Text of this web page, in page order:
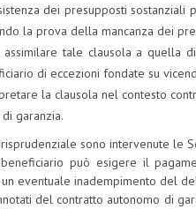
dei presupposti sostanziali
la prova della mancanza dei
tale clausola a quella di
di eccezioni fondate su
la clausola nel contesto
garanzia.
sono intervenute le
può esigere il
eventuale inadempimento del
del contratto autonomo di